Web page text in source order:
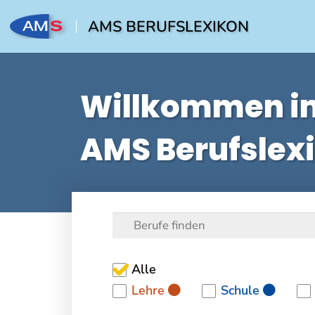
AMS BERUFSLEXIKON
Willkommen
AMS
Alle
Lehre
Schule